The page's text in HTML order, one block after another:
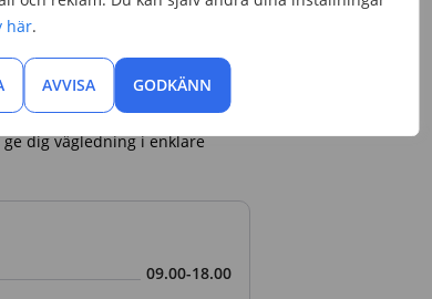
här.
AVVISA GODKÄNN
går bra att ringa, mejla och
i om du vill bli uppringd. På
dig vägledning i enklare
09.00-18.00